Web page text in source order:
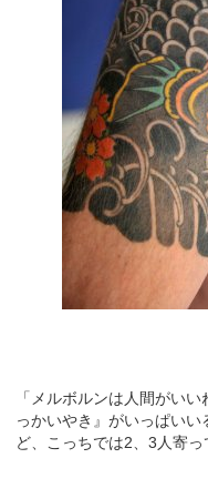
「メルボルンは人間がい
っかいやき』がいっぱい
ど、こっちでは2、3人寄っ